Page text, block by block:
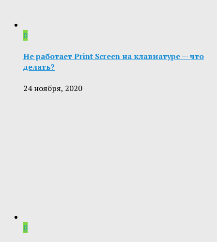
0
Не работает Print Screen на клавиатуре — что
делать?
24 ноября, 2020
0